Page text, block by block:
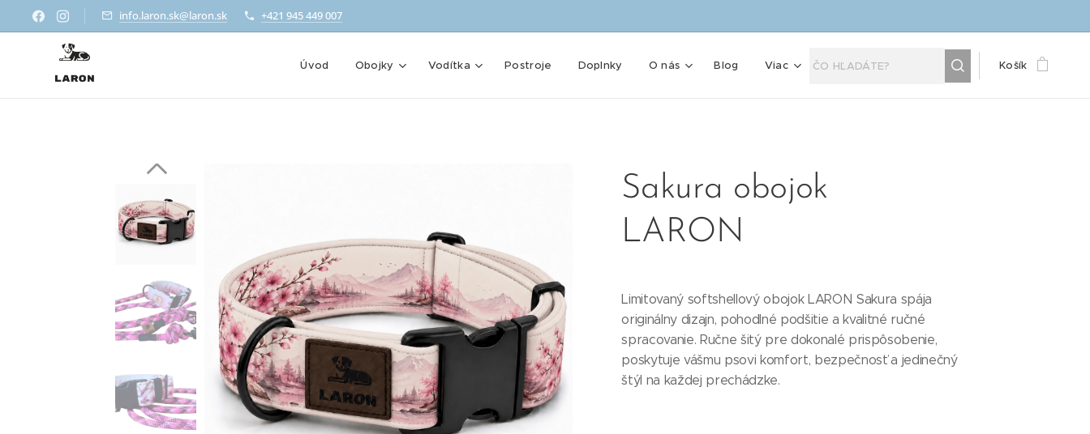
info.laron.sk@laron.sk +421 945 449 007
Úvod Obojky Vodítka Postroje Doplnky O nás Blog Viac Košík
Sakura obojok
LARON
Limitovaný softshellový obojok LARON Sakura spája
originálny dizajn, pohodlné podšitie a kvalitné ručné
spracovanie. Ručne šitý pre dokonalé prispôsobenie,
poskytuje vášmu psovi komfort, bezpečnosť a jedinečný
štýl na každej prechádzke.